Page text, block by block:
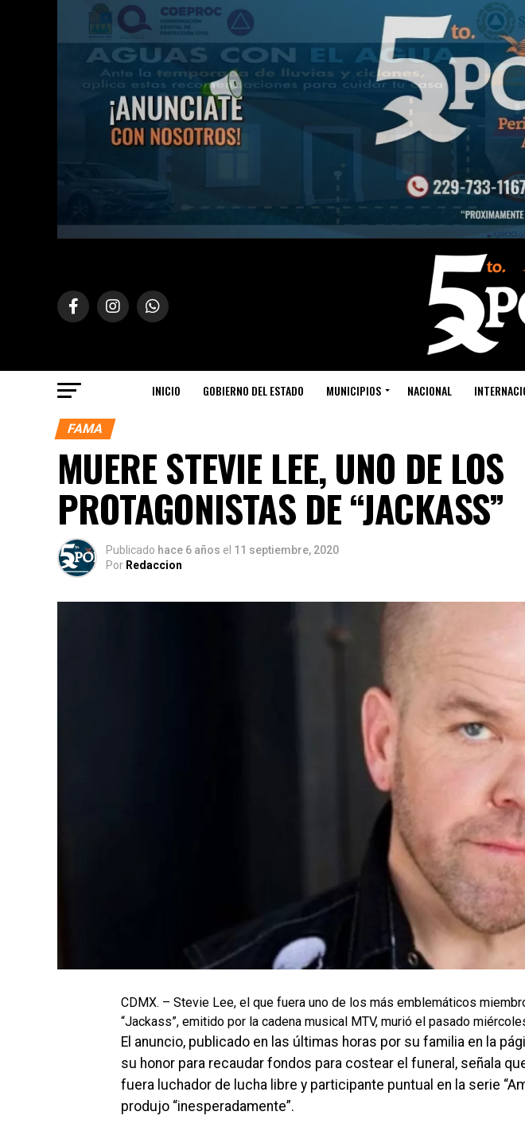
INICIO GOBIERNO DEL ESTADO MUNICIPIOS NACIONAL
FAMA
MUERE STEVIE LEE, UNO DE LOS
PROTAGONISTAS DE “JACKASS”
Publicado hace 6 años el 11 septiembre, 2020
Por Redaccion
CDMX. – Stevie Lee, el que fuera uno de los más emblemáticos
“Jackass”, emitido por la cadena musical MTV, murió el pasado
El anuncio, publicado en las últimas horas por su familia en la
su honor para recaudar fondos para costear el funeral, señala
fuera luchador de lucha libre y participante puntual en la serie
produjo “inesperadamente”.